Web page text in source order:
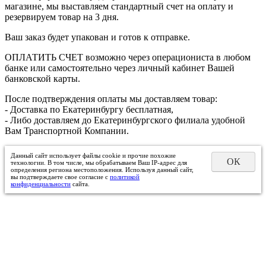
магазине, мы выставляем стандартный счет на оплату и
резервируем товар на 3 дня.
Ваш заказ будет упакован и готов к отправке.
ОПЛАТИТЬ СЧЕТ возможно через операциониста в любом
банке или самостоятельно через личный кабинет Вашей
банковской карты.
После подтверждения оплаты мы доставляем товар:
- Доставка по Екатеринбургу бесплатная,
- Либо доставляем до Екатеринбургского филиала удобной
Вам Транспортной Компании.
Данный сайт использует файлы cookie и прочие похожие
технологии. В том числе, мы обрабатываем Ваш IP-адрес для
определения региона местоположения. Используя данный сайт,
вы подтверждаете свое согласие с политикой
конфиденциальности сайта.
ОК